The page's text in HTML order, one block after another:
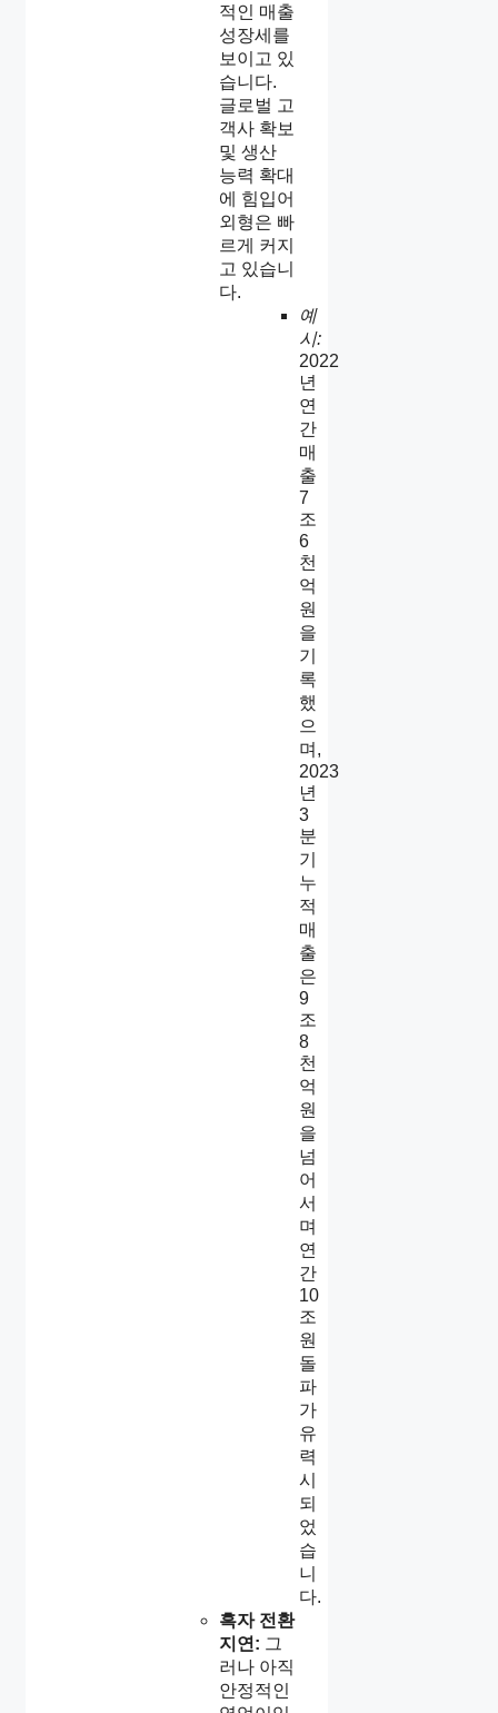
적인 매출
성장세를
보이고 있
습니다.
글로벌 고
객사 확보
및 생산
능력 확대
에 힘입어
외형은 빠
르게 커지
고 있습니
다.
예
시:
2022
년
연
간
매
출
7
조
6
천
억
원
을
기
록
했
으
며,
2023
년
3
분
기
누
적
매
출
은
9
조
8
천
억
원
을
넘
어
서
며
연
간
10
조
원
돌
파
가
유
력
시
되
었
습
니
다.
흑자 전환
지연: 그
러나 아직
안정적인